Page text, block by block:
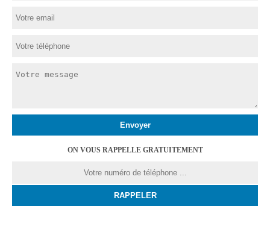
ON VOUS RAPPELLE GRATUITEMENT